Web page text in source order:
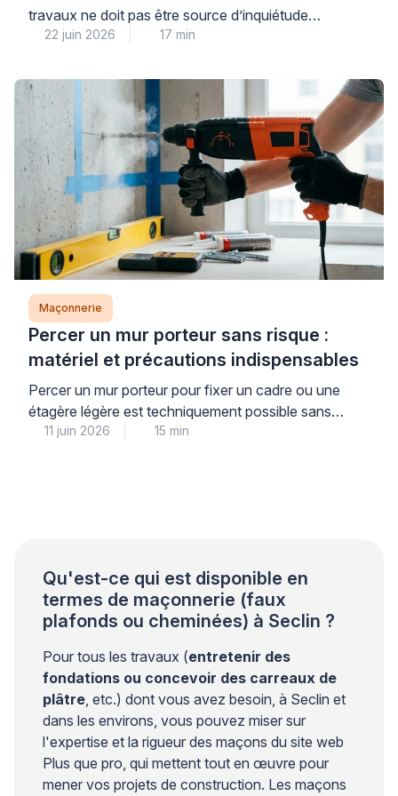
travaux ne doit pas être source d’inquiétude
immédiate : dans la majorité des cas, il s’agit d’une
coulage parfaitement réparable. La première étape
consiste à identifier avec méthode la nature de votre
dalle et l’origine du trou, car cette […]
22 juin 2026 17 min
Maçonnerie
Percer un mur porteur sans risque :
matériel et précautions indispensables
Percer un mur porteur pour fixer un cadre ou une
étagère légère est techniquement possible sans
risque structurel, à condition de respecter
11 juin 2026 15 min
Qu'est-ce qui est disponible en
termes de maçonnerie (faux
plafonds ou cheminées) à Seclin ?
Pour tous les travaux (entretenir des
fondations ou concevoir des carreaux de
plâtre, etc.) dont vous avez besoin, à Seclin et
dans les environs, vous pouvez miser sur
l'expertise et la rigueur des maçons du site web
Plus que pro, qui mettent tout en œuvre pour
mener vos projets de construction. Les maçons